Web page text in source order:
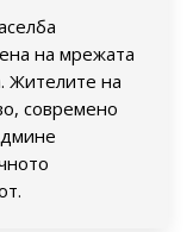
на мрежата
Жителите на
современо